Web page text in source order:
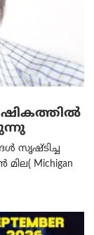
സൃഷ്ടിച്ച
Michigan